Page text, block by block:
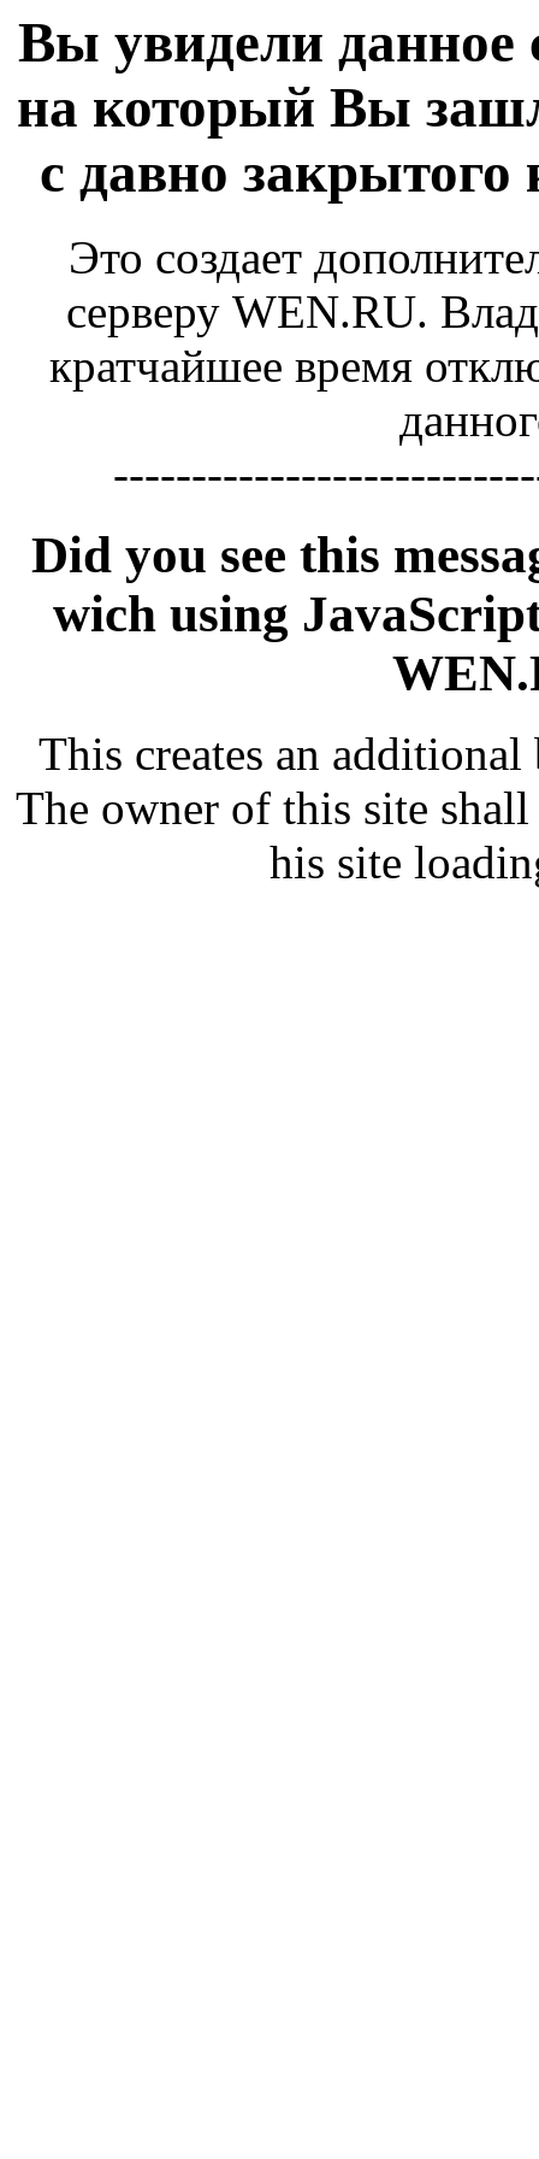
Вы увидели данное
на который Вы
с давно
Это создает
серверу WEN.RU.
кратчайшее время
Did you see this
wich using
This creates an
The owner of this site
his site